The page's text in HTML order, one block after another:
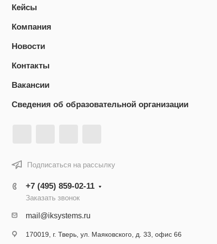
Кейсы
Компания
Новости
Контакты
Вакансии
Сведения об образовательной организации
Подписаться на рассылку
+7 (495) 859-02-11
Заказать звонок
mail@iksystems.ru
170019, г. Тверь, ул. Маяковского, д. 33, офис 66